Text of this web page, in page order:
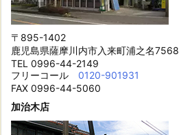
〒895-1402
鹿児島県薩摩川内市入来町浦之名7568
TEL 0996-44-2149
フリーコール 0120-901931
FAX 0996-44-5060
加治木店